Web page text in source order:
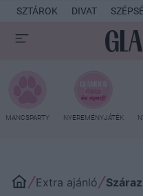
SZTÁROK DIVAT
MANCSPARTY NYEREMÉNYJÁTÉK
Extra ajánló